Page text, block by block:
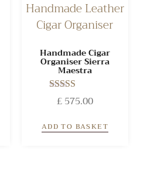
Handmade Cigar
Organiser Sierra
Maestra
Rated
5.00
£575.00
ADD TO BASKET